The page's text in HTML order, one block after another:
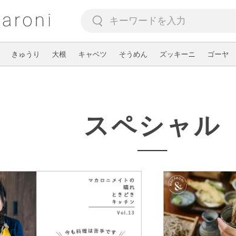
きゅうり 大根 キャベツ そうめん ズッキーニ ゴーヤ
スペシャル